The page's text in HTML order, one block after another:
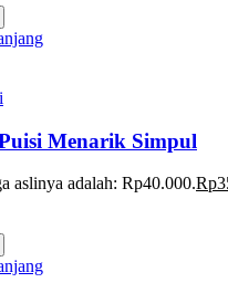
Menarik Simpul
aslinya adalah: Rp40.000.Rp